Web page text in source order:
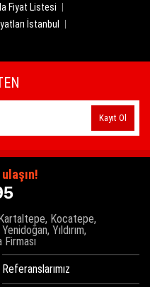
Fiyat Listesi
İstanbul
Kayıt Ol
Kocatepe,
Yıldırım,
Referanslarımız